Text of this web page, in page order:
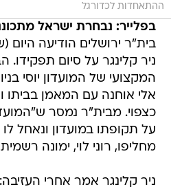
ההתאחדות לכדורגל
בפלייר: נבחרת ישראל
בית"ר ירושלים הודיעה
ניר קלינגר על סיום תפקידו.
המקצועי של המועדון יוסי
אלי אוחנה עם המאמן בביתו
כצפוי. מבית"ר נמסר
על תקופתו במועדון ונאחל
מחליפו, רוני לוי, ימונה
ניר קלינגר אמר אחרי